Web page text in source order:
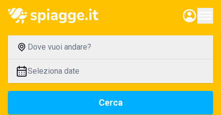
Dove vuoi andare?
Seleziona date
Cerca